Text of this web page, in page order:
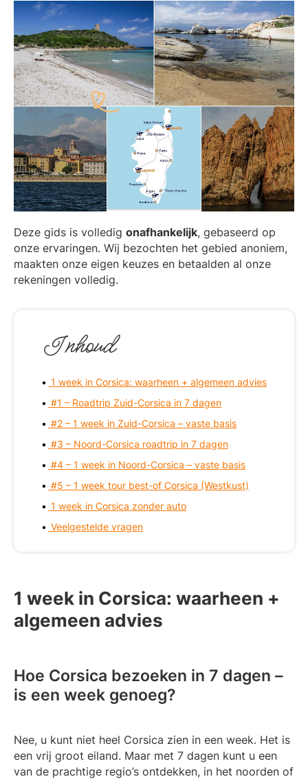
Deze gids is volledig onafhankelijk, gebaseerd op
onze ervaringen. Wij bezochten het gebied anoniem,
maakten onze eigen keuzes en betaalden al onze
rekeningen volledig.
Inhoud
1 week in Corsica: waarheen + algemeen advies
#1 – Roadtrip Zuid-Corsica in 7 dagen
#2 – 1 week in Zuid-Corsica – vaste basis
#3 – Noord-Corsica roadtrip in 7 dagen
#4 – 1 week in Noord-Corsica – vaste basis
#5 – 1 week tour best-of Corsica (Westkust)
1 week in Corsica zonder auto
Veelgestelde vragen
1 week in Corsica: waarheen +
algemeen advies
Hoe Corsica bezoeken in 7 dagen –
is een week genoeg?
Nee, u kunt niet heel Corsica zien in een week. Het is
een vrij groot eiland. Maar met 7 dagen kunt u een
van de prachtige regio’s ontdekken, in het noorden of